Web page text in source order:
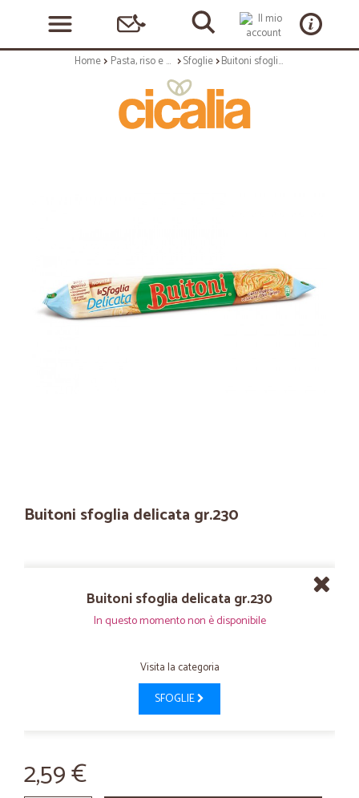
Home Pasta, riso e cerali Sfoglie Buitoni sfoglia delicata gr.230
Buitoni sfoglia delicata gr.230
Buitoni sfoglia delicata gr.230
In questo momento non è disponibile
Visita la categoria
SFOGLIE
2,59 €